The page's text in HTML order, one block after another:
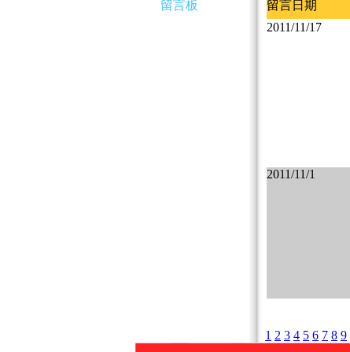
留言板 留言日期
2011/11/17
2011/11/1
1 2 3 4 5 6 7 8 9